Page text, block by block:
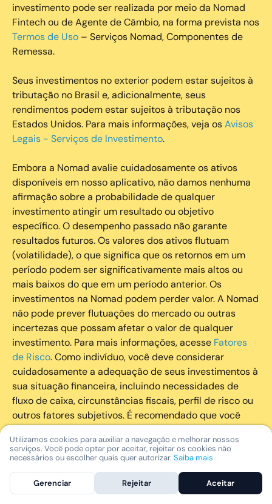
investimento pode ser realizada por meio da Nomad
Fintech ou de Agente de Câmbio, na forma prevista nos
Termos de Uso – Serviços Nomad, Componentes de
Remessa.
Seus investimentos no exterior podem estar sujeitos à
tributação no Brasil e, adicionalmente, seus
rendimentos podem estar sujeitos à tributação nos
Estados Unidos. Para mais informações, veja osAvisos
Legais - Serviços de Investimento.
Embora a Nomad avalie cuidadosamente os ativos
disponíveis em nosso aplicativo, não damos nenhuma
afirmação sobre a probabilidade de qualquer
investimento atingir um resultado ou objetivo
específico. O desempenho passado não garante
resultados futuros. Os valores dos ativos flutuam
(volatilidade), o que significa que os retornos em um
período podem ser significativamente mais altos ou
mais baixos do que em um período anterior. Os
investimentos na Nomad podem perder valor. A Nomad
não pode prever flutuações do mercado ou outras
incertezas que possam afetar o valor de qualquer
investimento. Para mais informações, acesse Fatores
de Risco. Como indivíduo, você deve considerar
cuidadosamente a adequação de seus investimentos à
sua situação financeira, incluindo necessidades de
fluxo de caixa, circunstâncias fiscais, perfil de risco ou
outros fatores subjetivos. É recomendado que você
utilize todos os recursos disponíveis para se informar
sobre investimentos de maneira geral e sobre a
composição geral de seu portfólio. Questões fiscais ou
legais relativas aos investimentos realizados através da
Nomad devem ser obtidas pelos próprios clientes. A
Utilizamos cookies para auxiliar a navegação e melhorar nossos
serviços. Você pode optar por aceitar, rejeitar os cookies não
necessários ou escolher quais quer autorizar. Saiba mais
Gerenciar Rejeitar Aceitar